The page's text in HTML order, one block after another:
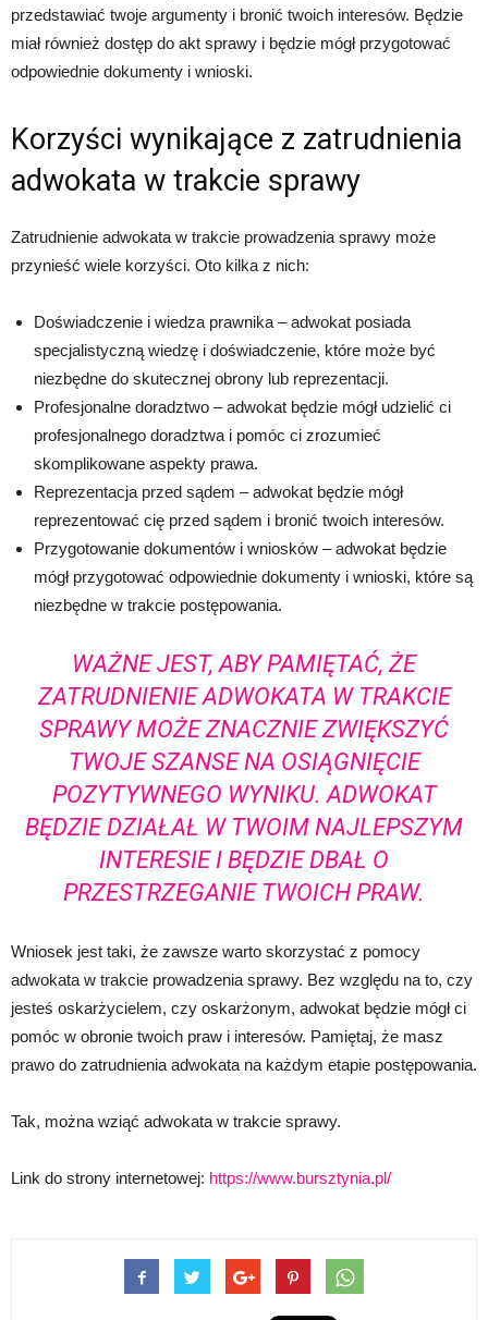
przedstawiać twoje argumenty i bronić twoich interesów. Będzie
miał również dostęp do akt sprawy i będzie mógł przygotować
odpowiednie dokumenty i wnioski.
Korzyści wynikające z zatrudnienia
adwokata w trakcie sprawy
Zatrudnienie adwokata w trakcie prowadzenia sprawy może
przynieść wiele korzyści. Oto kilka z nich:
Doświadczenie i wiedza prawnika – adwokat posiada
specjalistyczną wiedzę i doświadczenie, które może być
niezbędne do skutecznej obrony lub reprezentacji.
Profesjonalne doradztwo – adwokat będzie mógł udzielić ci
profesjonalnego doradztwa i pomóc ci zrozumieć
skomplikowane aspekty prawa.
Reprezentacja przed sądem – adwokat będzie mógł
reprezentować cię przed sądem i bronić twoich interesów.
Przygotowanie dokumentów i wniosków – adwokat będzie
mógł przygotować odpowiednie dokumenty i wnioski, które są
niezbędne w trakcie postępowania.
WAŻNE JEST, ABY PAMIĘTAĆ, ŻE
ZATRUDNIENIE ADWOKATA W TRAKCIE
SPRAWY MOŻE ZNACZNIE ZWIĘKSZYĆ
TWOJE SZANSE NA OSIĄGNIĘCIE
POZYTYWNEGO WYNIKU. ADWOKAT
BĘDZIE DZIAŁAŁ W TWOIM NAJLEPSZYM
INTERESIE I BĘDZIE DBAŁ O
PRZESTRZEGANIE TWOICH PRAW.
Wniosek jest taki, że zawsze warto skorzystać z pomocy
adwokata w trakcie prowadzenia sprawy. Bez względu na to, czy
jesteś oskarżycielem, czy oskarżonym, adwokat będzie mógł ci
pomóc w obronie twoich praw i interesów. Pamiętaj, że masz
prawo do zatrudnienia adwokata na każdym etapie postępowania.
Tak, można wziąć adwokata w trakcie sprawy.
Link do strony internetowej: https://www.bursztynia.pl/